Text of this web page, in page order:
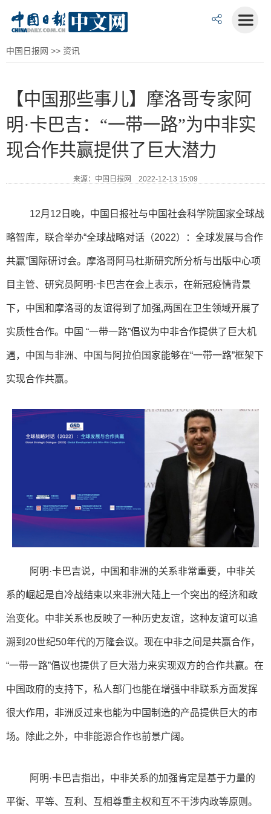
中国日报网 >> 资讯
【中国那些事儿】摩洛哥专家阿
明·卡巴吉：“一带一路”为中非实
现合作共赢提供了巨大潜力
来源：中国日报网 2022-12-13 15:09
12月12日晚，中国日报社与中国社会科学院国家全球战
略智库，联合举办“全球战略对话（2022）：全球发展与合作
共赢”国际研讨会。 摩洛哥阿马杜斯研究所分析与出版中心项
目主管、研究员 阿明·卡巴吉在会上表示，在新冠疫情背景
下，中国和摩洛哥的友谊得到了加强,两国在卫生领域开展了
实质性合作。中国 “一带一路”倡议为中非合作提供了巨大机
遇， 中国与非洲、中国与阿拉伯 国家能够在“一带一路”框架下
实现合作共赢。
阿明·卡巴吉说，中国和非洲的关系非常重要，中非关
系的崛起是自冷战结束以来非洲大陆上一个突出的经济和政
治变化。中非关系也反映了一种历史友谊，这种友谊可以追
溯到20世纪50年代的万隆会议。现在中非之间是共赢合作，
“一带一路”倡议也提供了巨大潜力来实现双方的合作共赢。在
中国政府的支持下，私人部门也能在增强中非联系方面发挥
很大作用，非洲反过来也能为中国制造的产品提供巨大的市
场。除此之外，中非能源合作也前景广阔。
阿明·卡巴吉指出，中非关系的加强肯定是基于力量的
平衡、平等、互利、互相尊重主权和互不干涉内政等原则。